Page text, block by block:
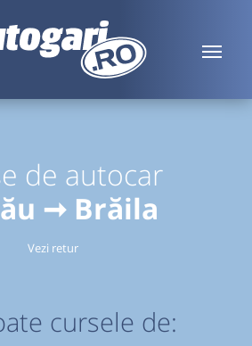
de autocar
➞ Brăila
Vezi retur
cursele de: